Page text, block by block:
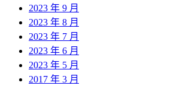
2023 年 9 月
2023 年 8 月
2023 年 7 月
2023 年 6 月
2023 年 5 月
2017 年 3 月